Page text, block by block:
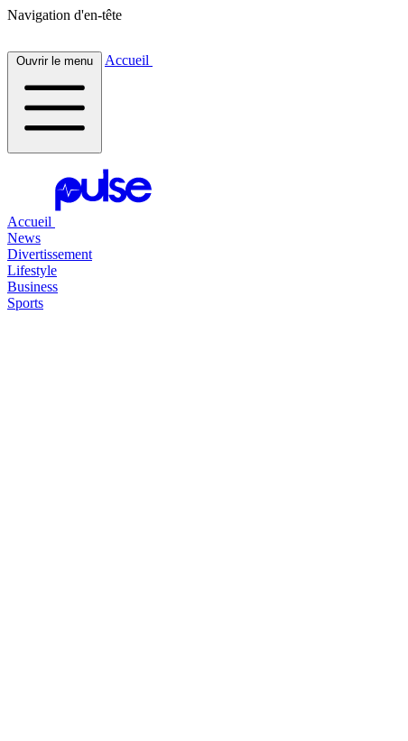
Navigation d'en-tête
Ouvrir le menu Accueil
Accueil
News
Divertissement
Lifestyle
Business
Sports